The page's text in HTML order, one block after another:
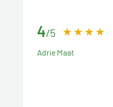
4/5
Adrie Maat